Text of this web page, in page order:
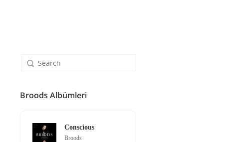
Broods Albümleri
Conscious
Broods